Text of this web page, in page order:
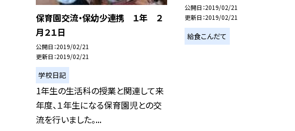
保育園交流・保幼少連携 １年 ２
月２１日
公開日 2019/02/21
更新日 2019/02/21
学校日記
1年生の生活科の授業と関連して来
年度、１年生になる保育園児との交
流を行いました。...
公開日 2019/02/21
更新日 2019/02/21
給食こんだて